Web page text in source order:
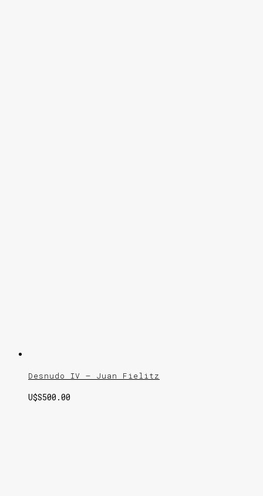
Desnudo IV – Juan Fielitz
U$S500.00